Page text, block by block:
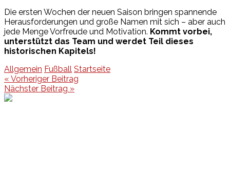
Die ersten Wochen der neuen Saison bringen spannende
Herausforderungen und große Namen mit sich – aber auch
jede Menge Vorfreude und Motivation. Kommt vorbei,
unterstützt das Team und werdet Teil dieses
historischen Kapitels!
Allgemein Fußball Startseite
Beitragsnavigation
« Vorheriger Beitrag
Nächster Beitrag »